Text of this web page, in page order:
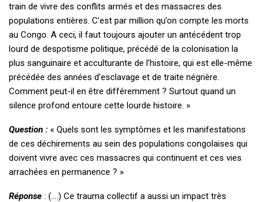
train de vivre des conflits armés et des massacres des
populations entières. C’est par million qu’on compte les morts
au Congo. A ceci, il faut toujours ajouter un antécédent trop
lourd de despotisme politique, précédé de la colonisation la
plus sanguinaire et acculturante de l’histoire, qui est elle-même
précédée des années d’esclavage et de traite négrière.
Comment peut-il en être différemment ? Surtout quand un
silence profond entoure cette lourde histoire. »
Question : « Quels sont les symptômes et les manifestations
de ces déchirements au sein des populations congolaises qui
doivent vivre avec ces massacres qui continuent et ces vies
arrachées en permanence ? »
Réponse : (….) Ce trauma collectif a aussi un impact très